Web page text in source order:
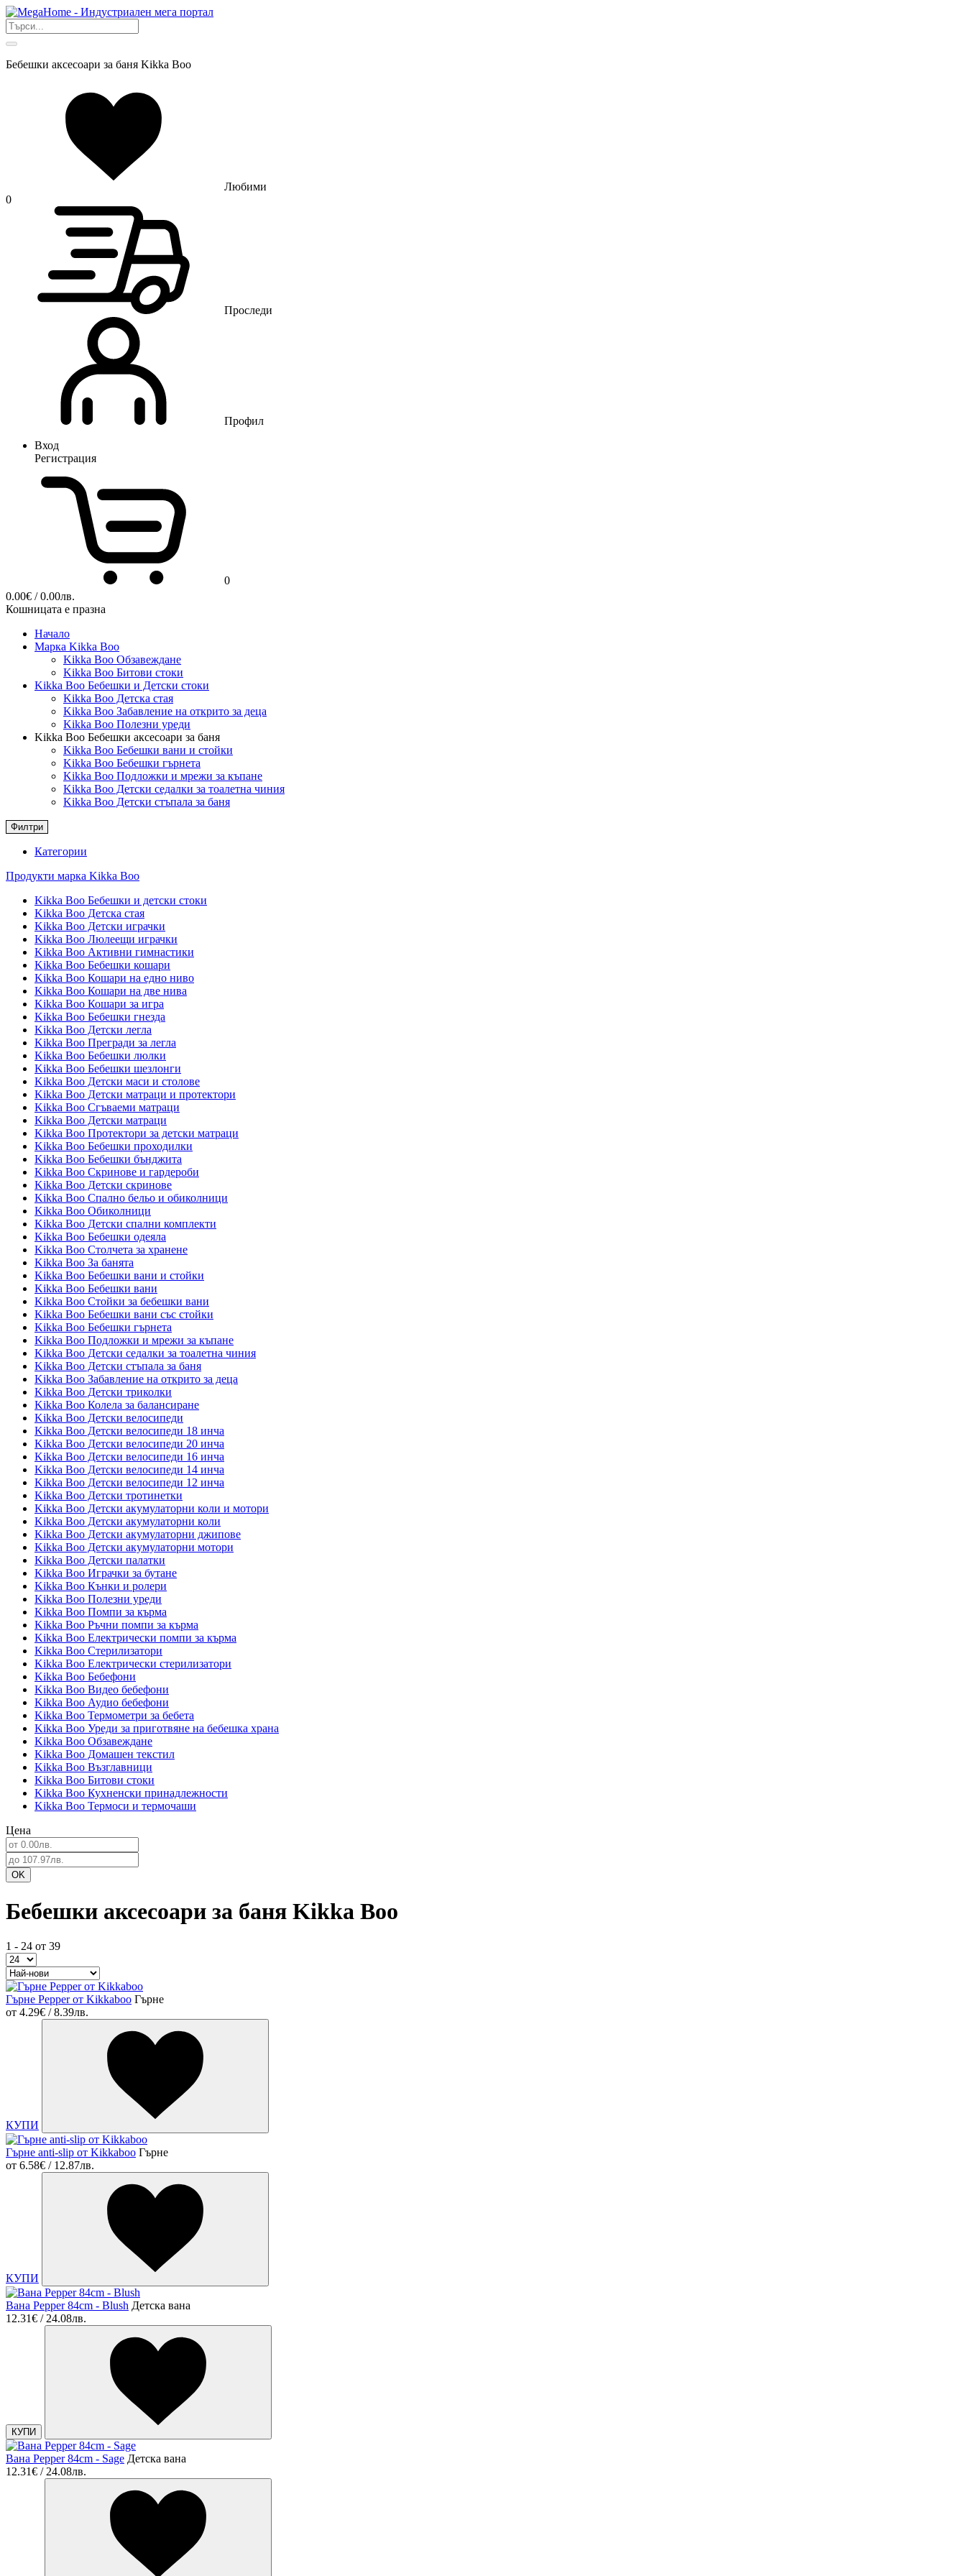
Бебешки аксесоари за баня Kikka Boo
Любими
0
Проследи
Профил
Вход
Регистрация
0
0.00€ / 0.00лв.
Кошницата е празна
Начало
Марка Kikka Boo
Kikka Boo Обзавеждане
Kikka Boo Битови стоки
Kikka Boo Бебешки и Детски стоки
Kikka Boo Детска стая
Kikka Boo Забавление на открито за деца
Kikka Boo Полезни уреди
Kikka Boo Бебешки аксесоари за баня
Kikka Boo Бебешки вани и стойки
Kikka Boo Бебешки гърнета
Kikka Boo Подложки и мрежи за къпане
Kikka Boo Детски седалки за тоалетна чиния
Kikka Boo Детски стъпала за баня
Филтри
Категории
Продукти марка Kikka Boo
Kikka Boo Бебешки и детски стоки
Kikka Boo Детска стая
Kikka Boo Детски играчки
Kikka Boo Люлеещи играчки
Kikka Boo Активни гимнастики
Kikka Boo Бебешки кошари
Kikka Boo Кошари на едно ниво
Kikka Boo Кошари на две нива
Kikka Boo Кошари за игра
Kikka Boo Бебешки гнезда
Kikka Boo Детски легла
Kikka Boo Прегради за легла
Kikka Boo Бебешки люлки
Kikka Boo Бебешки шезлонги
Kikka Boo Детски маси и столове
Kikka Boo Детски матраци и протектори
Kikka Boo Сгъваеми матраци
Kikka Boo Детски матраци
Kikka Boo Протектори за детски матраци
Kikka Boo Бебешки проходилки
Kikka Boo Бебешки бънджита
Kikka Boo Скринове и гардероби
Kikka Boo Детски скринове
Kikka Boo Спално бельо и обиколници
Kikka Boo Обиколници
Kikka Boo Детски спални комплекти
Kikka Boo Бебешки одеяла
Kikka Boo Столчета за хранене
Kikka Boo За банята
Kikka Boo Бебешки вани и стойки
Kikka Boo Бебешки вани
Kikka Boo Стойки за бебешки вани
Kikka Boo Бебешки вани със стойки
Kikka Boo Бебешки гърнета
Kikka Boo Подложки и мрежи за къпане
Kikka Boo Детски седалки за тоалетна чиния
Kikka Boo Детски стъпала за баня
Kikka Boo Забавление на открито за деца
Kikka Boo Детски триколки
Kikka Boo Колела за балансиране
Kikka Boo Детски велосипеди
Kikka Boo Детски велосипеди 18 инча
Kikka Boo Детски велосипеди 20 инча
Kikka Boo Детски велосипеди 16 инча
Kikka Boo Детски велосипеди 14 инча
Kikka Boo Детски велосипеди 12 инча
Kikka Boo Детски тротинетки
Kikka Boo Детски акумулаторни коли и мотори
Kikka Boo Детски акумулаторни коли
Kikka Boo Детски акумулаторни джипове
Kikka Boo Детски акумулаторни мотори
Kikka Boo Детски палатки
Kikka Boo Играчки за бутане
Kikka Boo Кънки и ролери
Kikka Boo Полезни уреди
Kikka Boo Помпи за кърма
Kikka Boo Ръчни помпи за кърма
Kikka Boo Електрически помпи за кърма
Kikka Boo Стерилизатори
Kikka Boo Електрически стерилизатори
Kikka Boo Бебефони
Kikka Boo Видео бебефони
Kikka Boo Аудио бебефони
Kikka Boo Термометри за бебета
Kikka Boo Уреди за приготвяне на бебешка храна
Kikka Boo Обзавеждане
Kikka Boo Домашен текстил
Kikka Boo Възглавници
Kikka Boo Битови стоки
Kikka Boo Кухненски принадлежности
Kikka Boo Термоси и термочаши
Цена
Бебешки аксесоари за баня Kikka Boo
1 - 24 от 39
Гърне Pepper от Kikkaboo Гърне
от 4.29€ / 8.39лв.
КУПИ
Гърне anti-slip от Kikkaboo Гърне
от 6.58€ / 12.87лв.
КУПИ
Вана Pepper 84cm - Blush Детска вана
12.31€ / 24.08лв.
КУПИ
Вана Pepper 84cm - Sage Детска вана
12.31€ / 24.08лв.